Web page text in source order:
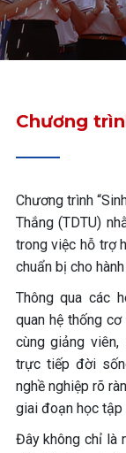
Chương
Chương trình
Thắng (TDTU)
trong việc hỗ trợ
chuẩn bị cho
Thông qua các
quan hệ thống
cùng giảng
trực tiếp đời
nghề nghiệp rõ
giai đoạn học tập
Đây không chỉ là